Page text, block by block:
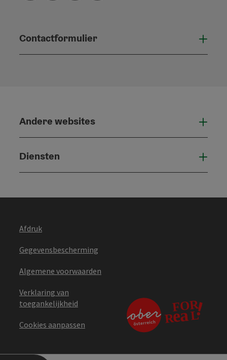
Contactformulier
Andere websites
Diensten
Afdruk
Gegevensbescherming
Algemene voorwaarden
Verklaring van
toegankelijkheid
Cookies aanpassen